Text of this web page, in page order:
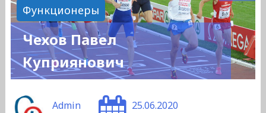
Функционеры
Чехов Павел
Куприянович
Admin 25.06.2020